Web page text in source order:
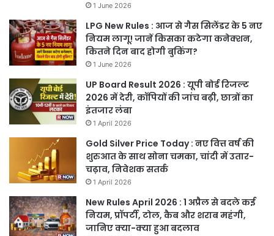
1 June 2026
LPG New Rules : आज से गैस सिलेंडर के 5 नए
नियम लागू! जानें किसका कटेगा कनेक्शन,
कितने दिन बाद होगी बुकिंग?
1 June 2026
UP Board Result 2026 : यूपी बोर्ड रिजल्ट
2026 में देरी, कॉपियों की जांच बढ़ी, छात्रों का
इंतजार लंबा
1 April 2026
Gold Silver Price Today : नए वित्त वर्ष की
शुरुआत के साथ सोना चमका, चांदी में उतार-
चढ़ाव, निवेशक सतर्क
1 April 2026
New Rules April 2026 : 1 अप्रैल से बदले कई
नियम, प्रॉपर्टी, टोल, कैब और शराब महंगी,
जानिए क्या-क्या हुआ बदलाव